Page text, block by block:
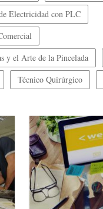
Electricidad con PLC
y el Arte de la Pincelada
Técnico Quirúrgico